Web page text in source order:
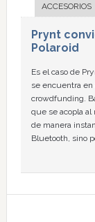
ACCESORIOS
Prynt
Polaroid
Es el caso de
se encuentra en
crowdfunding.
que se acopla
de manera
Bluetooth, sino